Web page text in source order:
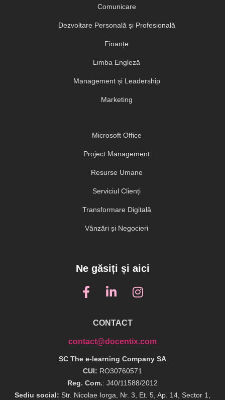
Comunicare
Dezvoltare Personală și Profesională
Finanțe
Limba Engleză
Management și Leadership
Marketing
Microsoft Office
Project Management
Resurse Umane
Serviciul Clienți
Transformare Digitală
Vânzări și Negocieri
Ne găsiți și aici
CONTACT
contact@docentix.com
SC The e-learning Company SA
CUI: RO30760571
Reg. Com.: J40/11588/2012
Sediu social: Str. Nicolae Iorga, Nr. 3, Et. 5, Ap. 14, Sector 1,